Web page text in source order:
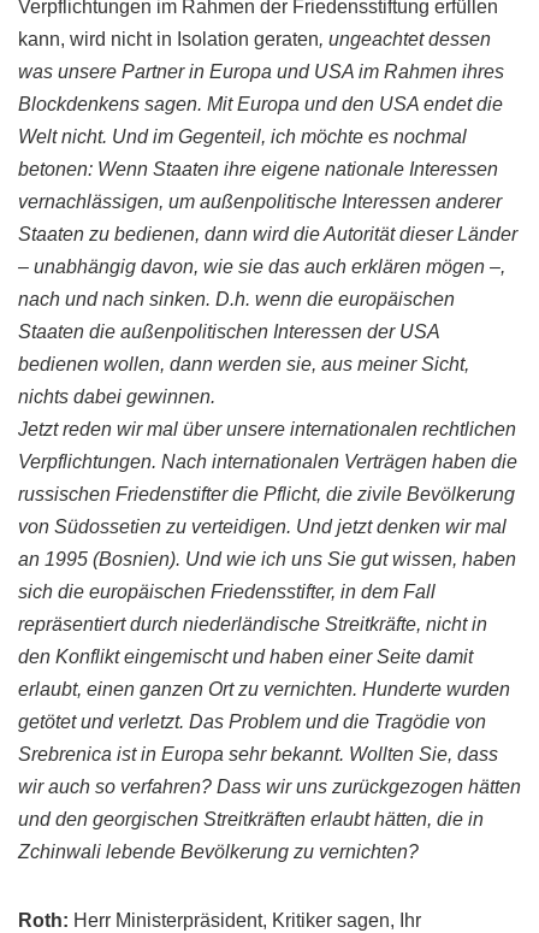
Verpflichtungen im Rahmen der Friedensstiftung erfüllen
kann, wird nicht in Isolation geraten, ungeachtet dessen
was unsere Partner in Europa und USA im Rahmen ihres
Blockdenkens sagen. Mit Europa und den USA endet die
Welt nicht. Und im Gegenteil, ich möchte es nochmal
betonen: Wenn Staaten ihre eigene nationale Interessen
vernachlässigen, um außenpolitische Interessen anderer
Staaten zu bedienen, dann wird die Autorität dieser Länder
– unabhängig davon, wie sie das auch erklären mögen –,
nach und nach sinken. D.h. wenn die europäischen
Staaten die außenpolitischen Interessen der USA
bedienen wollen, dann werden sie, aus meiner Sicht,
nichts dabei gewinnen.
Jetzt reden wir mal über unsere internationalen rechtlichen
Verpflichtungen. Nach internationalen Verträgen haben die
russischen Friedenstifterdie Pflicht, die zivile Bevölkerung
von Südossetien zu verteidigen. Und jetzt denken wir mal
an 1995 (Bosnien). Und wie ich uns Sie gut wissen, haben
sich die europäischen Friedensstifter, in dem Fall
repräsentiert durch niederländische Streitkräfte, nicht in
den Konflikt eingemischt und haben einer Seite damit
erlaubt, einen ganzen Ort zu vernichten. Hunderte wurden
getötet und verletzt. Das Problem und die Tragödie von
Srebrenica ist in Europa sehr bekannt. Wollten Sie, dass
wir auch so verfahren? Dass wir uns zurückgezogen hätten
und den georgischen Streitkräften erlaubt hätten, die in
Zchinwali lebende Bevölkerung zu vernichten?
Roth: Herr Ministerpräsident, Kritiker sagen, Ihr